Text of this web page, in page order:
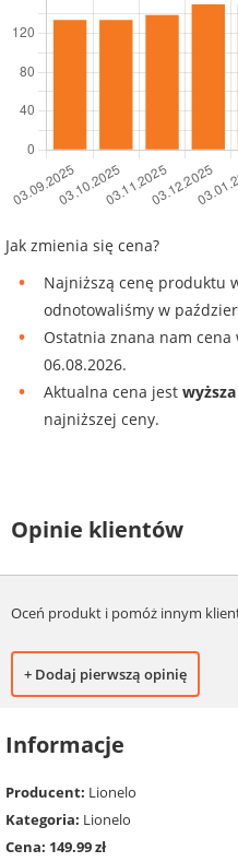
Jak zmienia się cena?
Najniższą cenę produktu
odnotowaliśmy w
Ostatnia znana nam cena
06.08.2026.
Aktualna cena jest
najniższej ceny.
Opinie klientów
Oceń produkt i pomóż innym
+ Dodaj pierwszą opinię
Informacje
Producent: Lionelo
Kategoria: Lionelo
Cena: 149.99 zł